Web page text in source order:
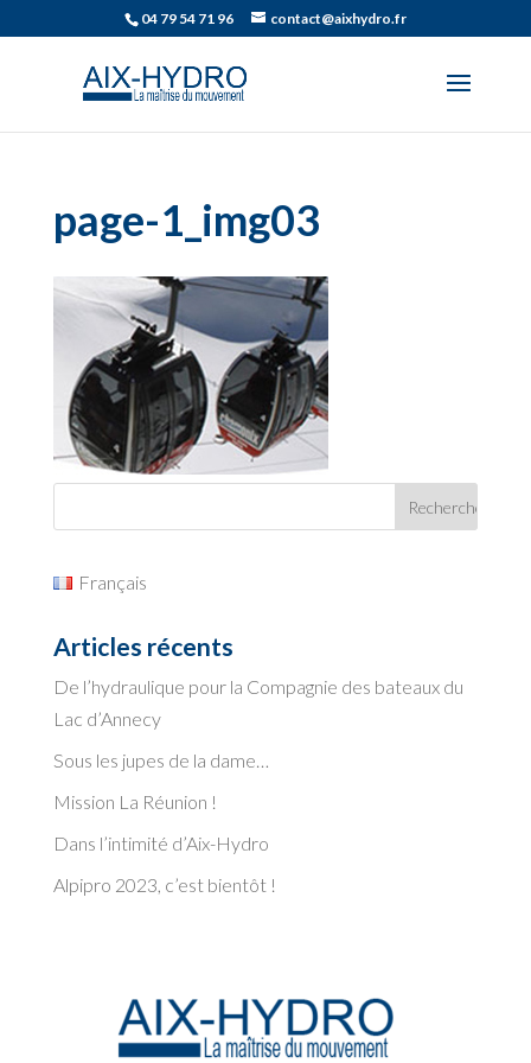
04 79 54 71 96 contact@aixhydro.fr
page-1_img03
Français
Articles récents
De l’hydraulique pour la Compagnie des bateaux du
Lac d’Annecy
Sous les jupes de la dame…
Mission La Réunion !
Dans l’intimité d’Aix-Hydro
Alpipro 2023, c’est bientôt !